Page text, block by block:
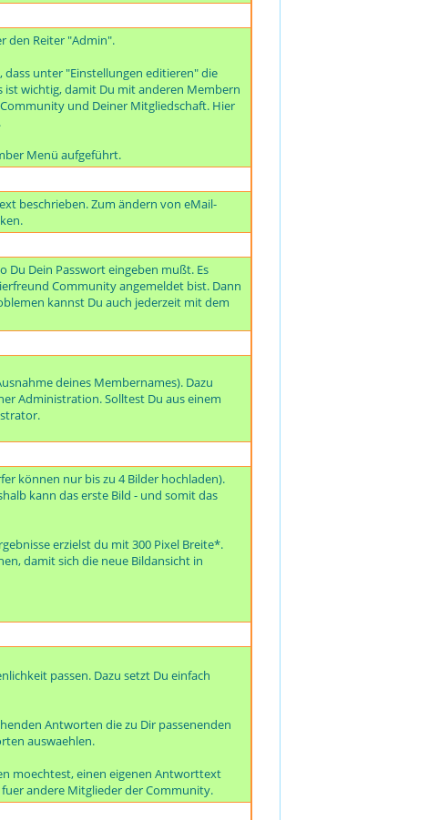
den Reiter "Admin".
unter "Einstellungen editieren" die
ist wichtig, damit Du mit anderen Membern
und Deiner Mitgliedschaft. Hier
Menü aufgeführt.
beschrieben. Zum ändern von eMail-
Du Dein Passwort eingeben mußt. Es
Community angemeldet bist. Dann
kannst Du auch jederzeit mit dem
deines Membernames). Dazu
Administration. Solltest Du aus einem
können nur bis zu 4 Bilder hochladen).
kann das erste Bild - und somit das
erzielst du mit 300 Pixel Breite*.
damit sich die neue Bildansicht in
passen. Dazu setzt Du einfach
Antworten die zu Dir passenenden
auswaehlen.
moechtest, einen eigenen Antworttext
andere Mitglieder der Community.